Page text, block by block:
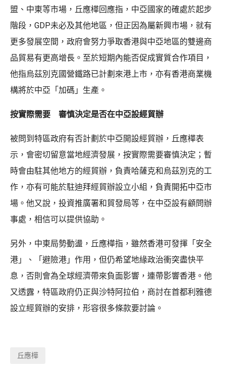
盟、中東等市場，丘應樺回應指，中亞國家的確處於起步
階段，GDP未必及其他地區，但正因為屬新興市場，就有
更多發展空間，政府會努力爭取香港與中亞地區的雙邊商
品貿易有更高增長。至於短期內能否促成實質合作項目，
他指烏茲別克國營鐵路已計劃來港上市，亦有香港商業機
構將於中亞「加碼」生產。
按實際需要 審慎決定是否在中亞設經貿辦
被問到特區政府有否計劃於中亞開設經貿辦，丘應樺表
示，會密切留意當地經濟發展，按實際需要審慎決定；暫
時會由駐其他地方的經貿辦，負責哈薩克和烏茲別克的工
作，亦有可能於駐迪拜經貿辦設立小組，負責開拓中亞市
場。他又說，投資推廣署和貿發局等，在中亞設有顧問辦
事處，相信可以提供協助。
另外，中東局勢動盪，丘應樺指，雖然香港可發揮「安全
港」、「避險港」作用，但仍希望地緣政治衝突盡快平
息，否則會為全球經濟帶來負面影響，連帶影響香港。他
又透露，特區政府仍正與沙特阿拉伯，商討在首都利雅德
設立經貿辦的安排，形容很多條款要討論。
丘應樺